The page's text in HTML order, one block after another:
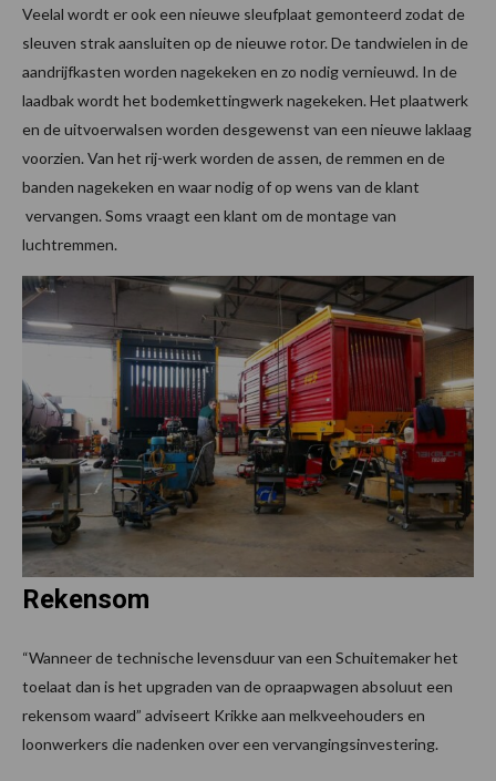
Veelal wordt er ook een nieuwe sleufplaat gemonteerd zodat de
sleuven strak aansluiten op de nieuwe rotor. De tandwielen in de
aandrijfkasten worden nagekeken en zo nodig vernieuwd. In de
laadbak wordt het bodemkettingwerk nagekeken. Het plaatwerk
en de uitvoerwalsen worden desgewenst van een nieuwe laklaag
voorzien. Van het rij-werk worden de assen, de remmen en de
banden nagekeken en waar nodig of op wens van de klant
vervangen. Soms vraagt een klant om de montage van
luchtremmen.
Rekensom
“Wanneer de technische levensduur van een Schuitemaker het
toelaat dan is het upgraden van de opraapwagen absoluut een
rekensom waard” adviseert Krikke aan melkveehouders en
loonwerkers die nadenken over een vervangingsinvestering.